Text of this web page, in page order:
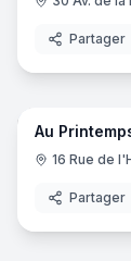
Partager
Au
16 Rue de
Partager